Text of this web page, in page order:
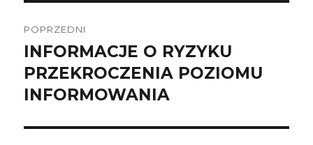
wpisu
POPRZEDNI
Poprzedni
wpis:
INFORMACJE O RYZYKU
PRZEKROCZENIA POZIOMU
INFORMOWANIA